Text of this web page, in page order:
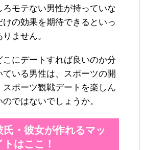
ろモテない男性が持っていな
けの効果を期待できるといっ
ません。
こにデートすれば良いのか分
ている男性は、スポーツの開
ポーツ観戦デートを楽しん
ではないでしょうか。
氏・彼女が作れるマッ
はここ！